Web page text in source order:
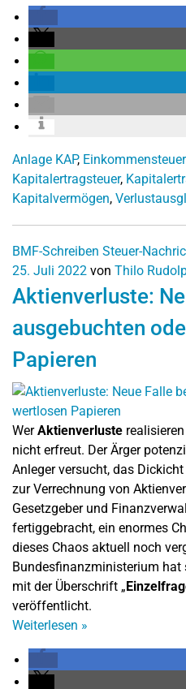
Anlage KAP,
Kapitalertragsteuer,
Kapitalvermögen,
BMF-Schreiben Steuer-
25. Juli 2022 von Thilo
Aktienverluste:
ausgebuchten
Papieren
WerAktienverluste
nicht erfreut. Der Ärger
Anleger versucht, das
zur Verrechnung von
Gesetzgeber und
fertiggebracht, ein enormes
dieses Chaos aktuell noch
Bundesfinanzministerium hat
mit der Überschrift „
veröffentlicht.
Weiterlesen »